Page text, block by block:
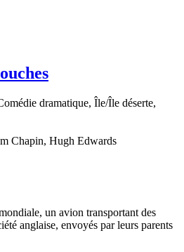
dramatique, Île/Île déserte,
Chapin, Hugh Edwards
un avion transportant des
anglaise, envoyés par leurs parents